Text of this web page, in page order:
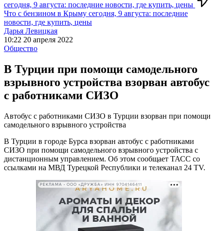
сегодня, 9 августа: последние новости, где купить, цены
Что с бензином в Крыму сегодня, 9 августа: последние
новости, где купить, цены
Дарья Левицкая
10:22 20 апреля 2022
Общество
В Турции при помощи самодельного
взрывного устройства взорван автобус
с работниками СИЗО
Автобус с работниками СИЗО в Турции взорван при помощи
самодельного взрывного устройства
В Турции в городе Бурса взорван автобус с работниками
СИЗО при помощи самодельного взрывного устройства с
дистанционным управлением. Об этом сообщает ТАСС со
ссылками на МВД Турецкой Республики и телеканал 24 TV.
РЕКЛАМА • ООО «ДРУЖБА» ИНН 9704146411